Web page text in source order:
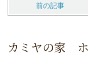
前の記事
カミヤの家